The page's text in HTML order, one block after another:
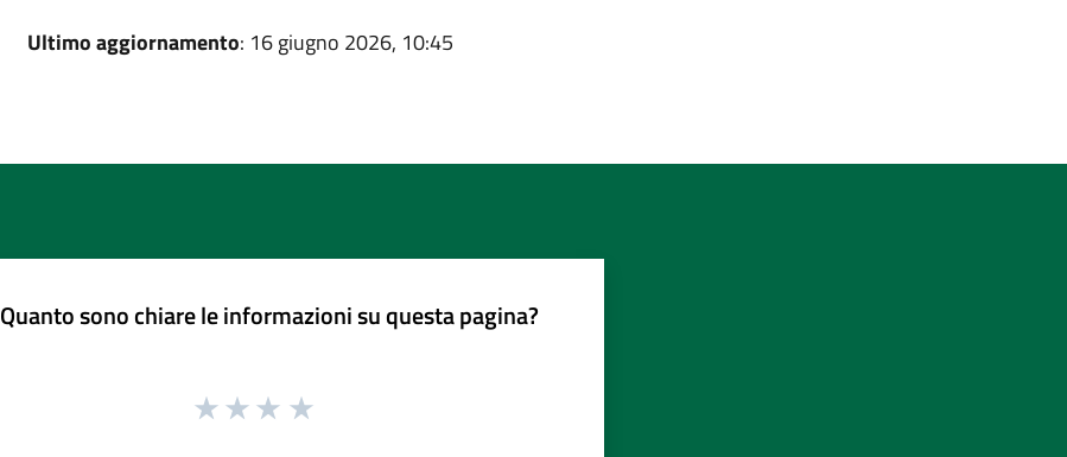
Ultimo aggiornamento: 16 giugno 2026, 10:45
Quanto sono chiare le informazioni su questa pagina?